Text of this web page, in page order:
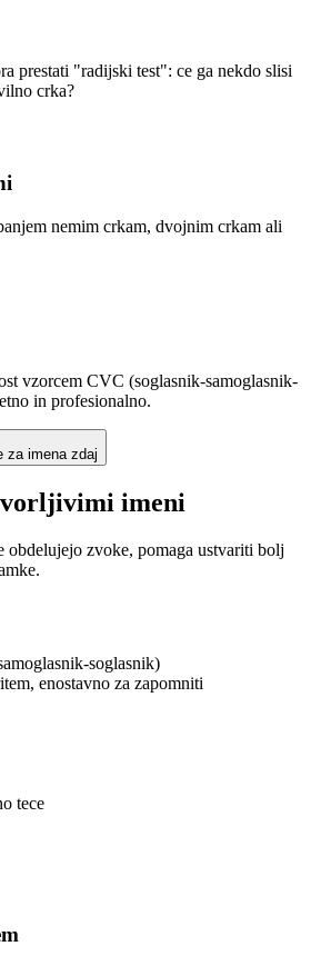
prestati "radijski test": ce ga nekdo slisi
crka?
nemim crkam, dvojnim crkam ali
vzorcem CVC (soglasnik-samoglasnik-
in profesionalno.
za imena zdaj
imeni
obdelujejo zvoke, pomaga ustvariti bolj
soglasnik)
enostavno za zapomniti
tece